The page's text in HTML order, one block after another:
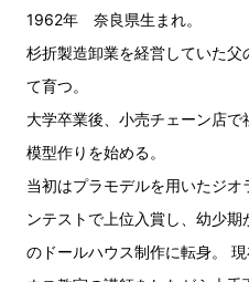
1962年 奈良県生まれ。
杉折製造卸業を経営していた
て育つ。
大学卒業後、小売チェーン店
模型作りを始める。
当初はプラモデルを用いたジ
ンテストで上位入賞し、幼少
のドールハウス制作に転身。